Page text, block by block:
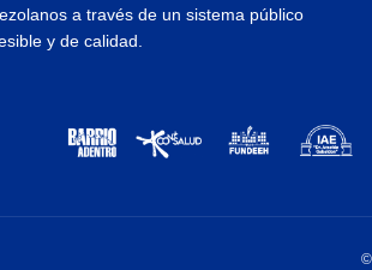
a través de un sistema público
y de calidad.
©